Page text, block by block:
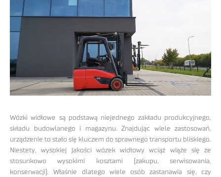
Wózki widłowe są podstawą niejednego zakładu produkcyjnego,
składu budowlanego i magazynu. Znajdując wiele zastosowań,
urządzenie to stało się kluczem do sprawnego transportu bliskiego.
Niestety, wysokiej jakości wózek widłowy wciąż wiąże się ze
stosunkowo wysokimi kosztami (zakupu, serwisowania,
konserwacji). Właśnie dlatego wiele osób zastanawia się, czy